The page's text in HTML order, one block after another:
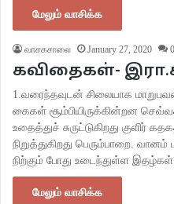
மேலும் வாசிக்க
வாசகசாலை January 27, 2020 0
கவிதைகள்-
1.வரைந்தவுடன் சிலையாக மாறுபவள்
கைகள் சூம்பியிருக்கின்றன
உதைத்துச் சுருட்டுகிறது குளிர்
நிறுத்துகிறது பெரும்பாறை.
நிற்கும் போது உடைந்துள்ள
மேலும் வாசிக்க